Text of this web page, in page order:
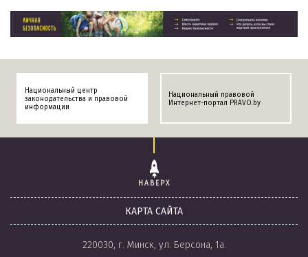
Национальный центр
законодательства и правовой
информации
Национальный правовой
Интернет-портал PRAVO.by
НАВЕРХ
КАРТА САЙТА
220030, г. Минск, ул. Берсона, 1а.